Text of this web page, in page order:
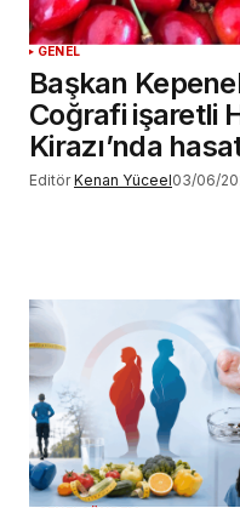
GENEL
Başkan
Coğrafi işaretli
Kirazı’nda
Editör Kenan Yüceel03/06/